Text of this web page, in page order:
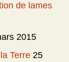
de lames
2015
Terre 25